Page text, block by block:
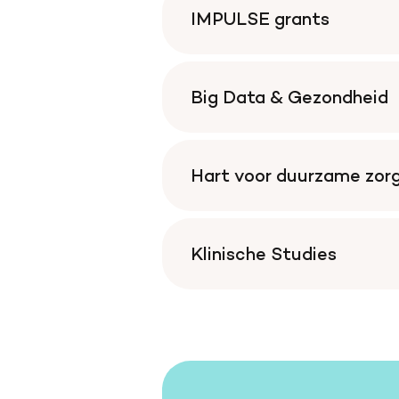
IMPULSE grants
Big Data & Gezondheid
Hart voor duurzame
Klinische Studies